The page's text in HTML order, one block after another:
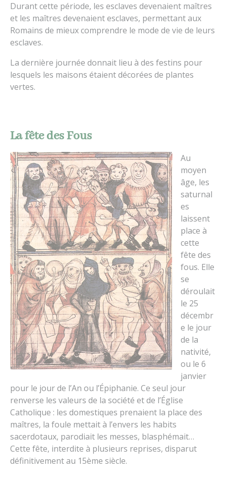
Durant cette période, les esclaves devenaient maîtres
et les maîtres devenaient esclaves, permettant aux
Romains de mieux comprendre le mode de vie de leurs
esclaves.
La dernière journée donnait lieu à des festins pour
lesquels les maisons étaient décorées de plantes
vertes.
La fête des Fous
Au
moyen
âge, les
saturnal
es
laissent
place à
cette
fête des
fous. Elle
se
déroulait
le 25
décembr
e le jour
de la
nativité,
ou le 6
janvier
pour le jour de l’An ou l’Épiphanie. Ce seul jour
renverse les valeurs de la société et de l’Église
Catholique : les domestiques prenaient la place des
maîtres, la foule mettait à l’envers les habits
sacerdotaux, parodiait les messes, blasphémait…
Cette fête, interdite à plusieurs reprises, disparut
définitivement au 15ème siècle.